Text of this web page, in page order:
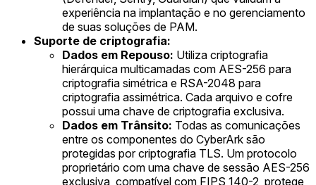
experiência na implantação e no gerenciamento
de suas soluções de PAM.
Suporte de criptografia:
Dados em Repouso: Utiliza criptografia
hierárquica multicamadas com AES-256 para
criptografia simétrica e RSA-2048 para
criptografia assimétrica. Cada arquivo e cofre
possui uma chave de criptografia exclusiva.
Dados em Trânsito: Todas as comunicações
entre os componentes do CyberArk são
protegidas por criptografia TLS. Um protocolo
proprietário com uma chave de sessão AES-256
exclusiva, compatível com FIPS 140-2, protege